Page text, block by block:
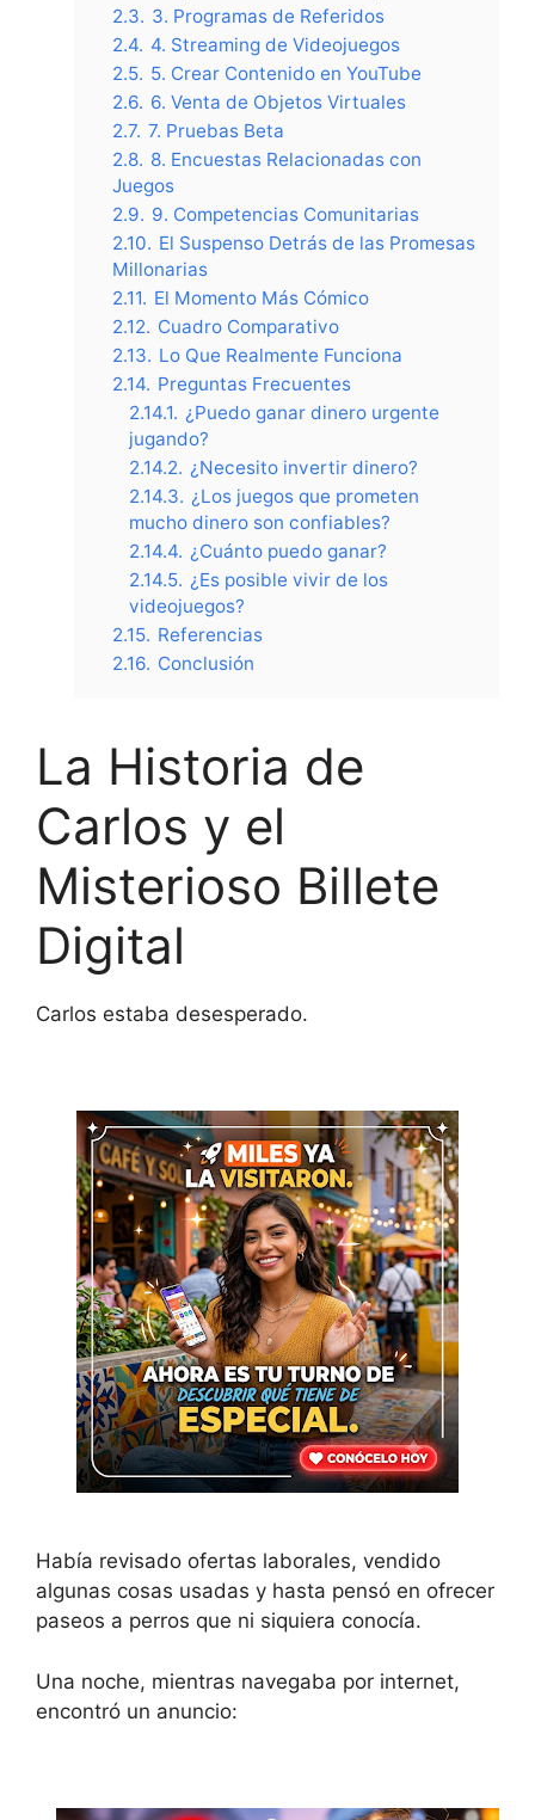
2.3. 3. Programas de Referidos
2.4. 4. Streaming de Videojuegos
2.5. 5. Crear Contenido en YouTube
2.6. 6. Venta de Objetos Virtuales
2.7. 7. Pruebas Beta
2.8. 8. Encuestas Relacionadas con
Juegos
2.9. 9. Competencias Comunitarias
2.10. El Suspenso Detrás de las Promesas
Millonarias
2.11. El Momento Más Cómico
2.12. Cuadro Comparativo
2.13. Lo Que Realmente Funciona
2.14. Preguntas Frecuentes
2.14.1. ¿Puedo ganar dinero urgente
jugando?
2.14.2. ¿Necesito invertir dinero?
2.14.3. ¿Los juegos que prometen
mucho dinero son confiables?
2.14.4. ¿Cuánto puedo ganar?
2.14.5. ¿Es posible vivir de los
videojuegos?
2.15. Referencias
2.16. Conclusión
La Historia de
Carlos y el
Misterioso Billete
Digital
Carlos estaba desesperado.
Había revisado ofertas laborales, vendido
algunas cosas usadas y hasta pensó en ofrecer
paseos a perros que ni siquiera conocía.
Una noche, mientras navegaba por internet,
encontró un anuncio: